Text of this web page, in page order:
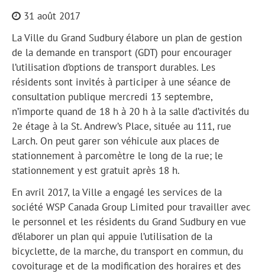
31 août 2017
La Ville du Grand Sudbury élabore un plan de gestion
de la demande en transport (GDT) pour encourager
l’utilisation d’options de transport durables. Les
résidents sont invités à participer à une séance de
consultation publique mercredi 13 septembre,
n’importe quand de 18 h à 20 h à la salle d’activités du
2e étage à la St. Andrew’s Place, située au 111, rue
Larch. On peut garer son véhicule aux places de
stationnement à parcomètre le long de la rue; le
stationnement y est gratuit après 18 h.
En avril 2017, la Ville a engagé les services de la
société WSP Canada Group Limited pour travailler avec
le personnel et les résidents du Grand Sudbury en vue
d’élaborer un plan qui appuie l’utilisation de la
bicyclette, de la marche, du transport en commun, du
covoiturage et de la modification des horaires et des